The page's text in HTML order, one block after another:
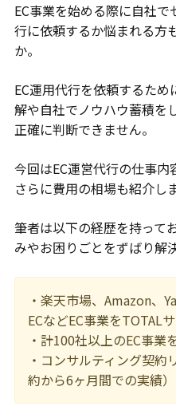
EC事業を始める際に自社
行に依頼するか悩まれる方
か。
EC運用代行を依頼するた
解や自社でノウハウ蓄積を
正確に判断できません。
今回はEC運営代行の仕事内
さらに費用の相場も紹介しま
筆者は以下の経歴を持って
みやお困りごとをずばり解
・楽天市場、Amazon、
ECなどEC事業をTOTAL
・計100社以上のEC事業
・コンサルティング契
約から6ヶ月間での実績）